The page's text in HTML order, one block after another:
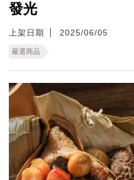
發光
上架日期 2025/06/05
嚴選商品